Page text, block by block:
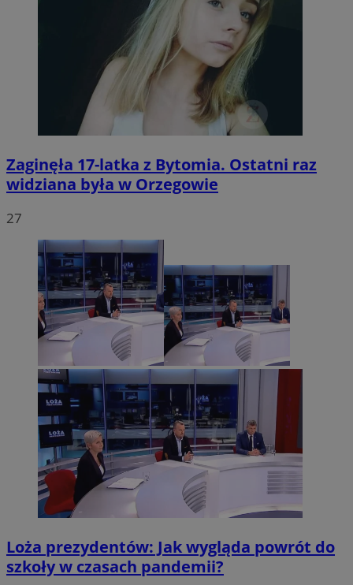
Zaginęła 17-latka z Bytomia. Ostatni raz
widziana była w Orzegowie
27
Loża prezydentów: Jak wygląda powrót do
szkoły w czasach pandemii?